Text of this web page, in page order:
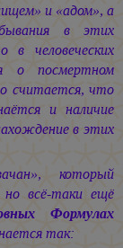
и «адом», а
в этих
в человеческих
о посмертном
считается, что
и наличие
в этих
который
всё-таки ещё
Формулах
так: